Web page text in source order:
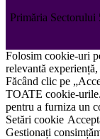
Primăria Sectorului
Folosim cookie-uri
relevantă
Făcând clic pe
TOATE cookie-
pentru a furniza un
Setări cookie
Gestionați